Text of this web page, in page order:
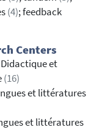
(4); feedback
Centers
Didactique et
(16)
et littératures
et littératures